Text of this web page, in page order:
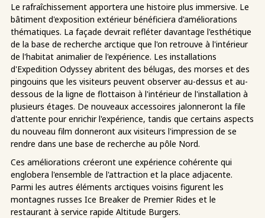
Le rafraîchissement apportera une histoire plus immersive. Le
bâtiment d'exposition extérieur bénéficiera d'améliorations
thématiques. La façade devrait refléter davantage l'esthétique
de la base de recherche arctique que l'on retrouve à l'intérieur
de l'habitat animalier de l'expérience. Les installations
d'Expedition Odyssey abritent des bélugas, des morses et des
pingouins que les visiteurs peuvent observer au-dessus et au-
dessous de la ligne de flottaison à l'intérieur de l'installation à
plusieurs étages. De nouveaux accessoires jalonneront la file
d'attente pour enrichir l'expérience, tandis que certains aspects
du nouveau film donneront aux visiteurs l'impression de se
rendre dans une base de recherche au pôle Nord.
Ces améliorations créeront une expérience cohérente qui
englobera l'ensemble de l'attraction et la place adjacente.
Parmi les autres éléments arctiques voisins figurent les
montagnes russes Ice Breaker de Premier Rides et le
restaurant à service rapide Altitude Burgers.